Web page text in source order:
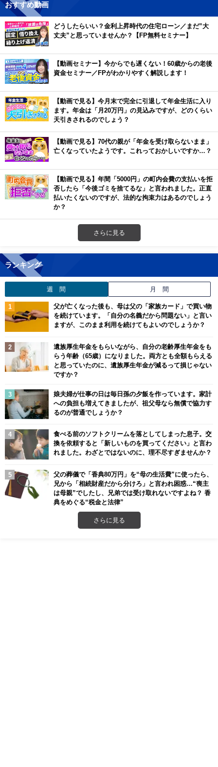
おすすめ動画
どうしたらいい？金利上昇時代の住宅ローン／まだ”大
丈夫”と思っていませんか？【FP無料セミナー】
【動画セミナー】今からでも遅くない！60歳からの老後
資金セミナー／FPがわかりやすく解説します！
【動画で見る】今月末で完全に引退して年金生活に入り
ます。年金は「月20万円」の見込みですが、どのくらい
天引きされるのでしょう？
【動画で見る】70代の親が「年金を受け取らないまま」
亡くなっていたようです。これっておかしいですか…？
【動画で見る】年間「5000円」の町内会費の支払いを拒
否したら「今後ゴミを捨てるな」と言われました。正直
払いたくないのですが、法的な拘束力はあるのでしょう
か？
さらに見る
ランキング
週 間 月 間
父が亡くなった後も、母は父の「家族カード」で買い物
を続けています。「自分の名義だから問題ない」と言い
ますが、このまま利用を続けてもよいのでしょうか？
遺族厚生年金をもらいながら、自分の老齢厚生年金をも
らう年齢（65歳）になりました。両方とも全額もらえる
と思っていたのに、遺族厚生年金が減るって損じゃない
ですか？
娘夫婦が仕事の日は毎日孫の夕飯を作っています。家計
への負担も増えてきましたが、祖父母なら無償で協力す
るのが普通でしょうか？
食べる前のソフトクリームを落としてしまった息子。交
換を依頼すると「新しいものを買ってください」と言わ
れました。わざとではないのに、理不尽すぎませんか？
父の葬儀で「香典80万円」を“母の生活費”に使ったら、
兄から「相続財産だから分けろ」と言われ困惑…“喪主
は母親”でしたし、兄弟では受け取れないですよね？ 香
典をめぐる“税金と法律”
さらに見る